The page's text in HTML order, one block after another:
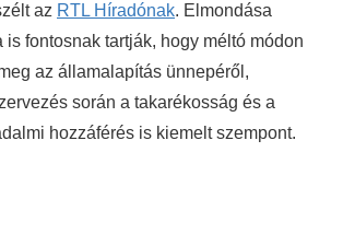
az RTL Híradónak. Elmondása
is fontosnak tartják, hogy méltó módon
az államalapítás ünnepéről,
során a takarékosság és a
hozzáférés is kiemelt szempont.